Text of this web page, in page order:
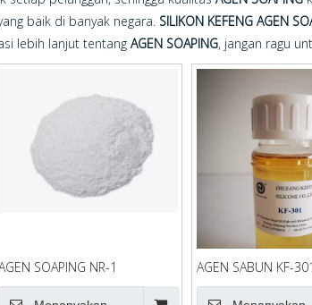
baik di banyak negara. SILIKON KEFENG AGEN
lebih lanjut tentang AGEN SOAPING, jangan ragu
SOAPING NR-1 AGEN SABUN KF-301